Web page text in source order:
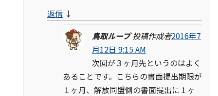
返信 ↓
鳥取ループ 投稿作成者2016年7
月12日 9:15 AM
次回が３ヶ月先というのはよく
あることです。こちらの書面提出期限が
１ヶ月、解放同盟側の書面提出に１ヶ